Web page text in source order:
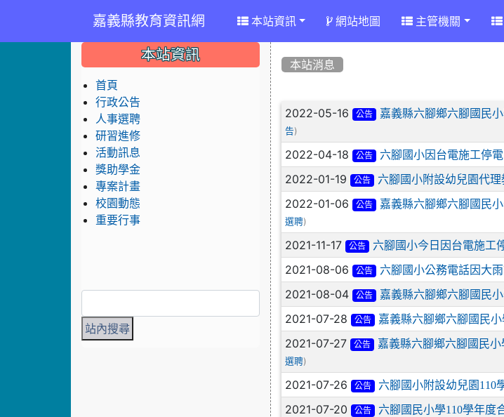
嘉義縣教育資訊網 本站資訊 網站地圖 主管機關
本站消息
文章列表
2022-05-16 公告 嘉義縣六腳鄉六腳國民
告)
2022-04-18 公告 六腳國小因台電施工停
2022-01-19 公告 六腳國小附設幼兒園代
2022-01-06 公告 嘉義縣六腳鄉六腳國民
選聘)
2021-11-17 公告 六腳國小今日因台電施工
2021-08-06 公告 六腳國小公務電話因大
2021-08-04 公告 嘉義縣六腳鄉六腳國民
2021-07-28 公告 嘉義縣六腳鄉六腳國民
2021-07-27 公告 嘉義縣六腳鄉六腳國民
選聘)
2021-07-26 公告 六腳國小附設幼兒園110
2021-07-20 公告 六腳國民小學110學年度
::: 本站資訊
首頁
行政公告
人事選聘
研習進修
活動訊息
獎助學金
專案計畫
校園動態
重要行事